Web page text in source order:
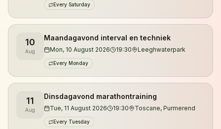
duinen van Noord-Holland, waar je kennismaakt met
de mooiste singletracks, klimmetjes en natuurgebieden
van de regio.
De trainingen worden verzorgd door gecertificeerd
looptrainer en ultraloper Jeroen Kuyper. Met meer
dan vijftien jaar hardloopervaring en tientallen
ultramarathons achter zijn naam begeleidt hij lopers
van hun eerste 5 kilometer tot uitdagende trailruns en
ultramarathons.
Every Saturday
10
Aug
Maandagavond interval en techniek
Mon, 10 August 2026 19:30 Leeghwaterpark
Every Monday
11
Aug
Dinsdagavond marathontraining
Tue, 11 August 2026 19:30 Toscane, Purmerend
Every Tuesday